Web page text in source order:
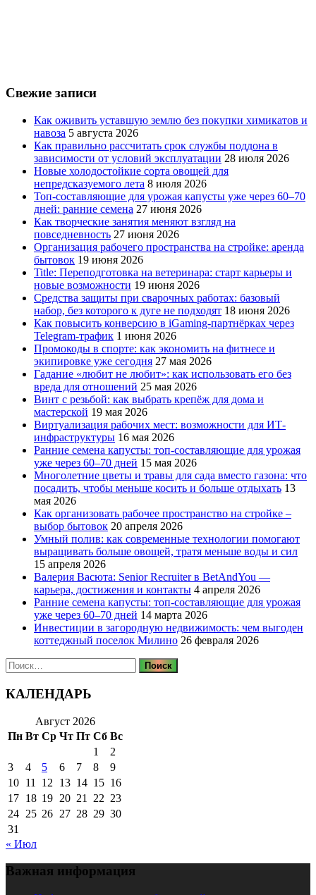
Свежие записи
Как оживить уставшую землю без покупки химикатов и
навоза 5 августа 2026
Как правильно рассчитать срок службы поддона в
зависимости от условий эксплуатации 28 июля 2026
Новые холодостойкие сорта овощей для
непредсказуемого лета 8 июля 2026
Топ-составляющие для урожая капусты уже через 60–70
дней: ранние семена 27 июня 2026
Как творческие занятия меняют взгляд на
повседневность 27 июня 2026
Организация рабочего пространства на стройке: аренда
бытовок 19 июня 2026
Title: Переподготовка на ветеринара: старт карьеры и
новые возможности 19 июня 2026
Средства защиты при сварочных работах: базовый
набор, без которого к дуге не подходят 18 июня 2026
Как повысить конверсию в iGaming-партнёрках через
Telegram-трафик 1 июня 2026
Промокоды в спорте: как экономить на фитнесе и
экипировке уже сегодня 27 мая 2026
Гадание «любит не любит»: как использовать его без
вреда для отношений 25 мая 2026
Винт с резьбой: как выбрать крепёж для дома и
мастерской 19 мая 2026
Виртуализация рабочих мест: возможности для ИТ-
инфраструктуры 16 мая 2026
Ранние семена капусты: топ‑составляющие для урожая
уже через 60–70 дней 15 мая 2026
Многолетние цветы и травы для сада вместо газона: что
посадить, чтобы меньше косить и больше отдыхать 13
мая 2026
Как организовать рабочее пространство на стройке –
выбор бытовок 20 апреля 2026
Умный полив: как современные технологии помогают
выращивать больше овощей, тратя меньше воды и сил
15 апреля 2026
Валерия Васюта: Senior Recruiter в BetAndYou —
карьера, достижения и контакты 4 апреля 2026
Ранние семена капусты: топ‑составляющие для урожая
уже через 60–70 дней 14 марта 2026
Инвестиции в загородную недвижимость: чем выгоден
коттеджный поселок Милино 26 февраля 2026
Найти:
КАЛЕНДАРЬ
Август 2026
Пн Вт Ср Чт Пт Сб Вс
1
2
3
4 5 6 7 8
9
10 11 12 13 14 15 16
17 18 19 20 21 22 23
24 25 26 27 28 29 30
31
« Июл
Важная информация